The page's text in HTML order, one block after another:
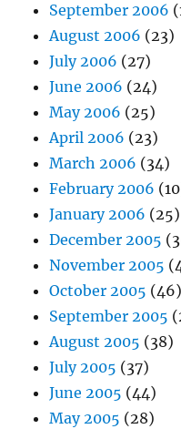
September 2006
August 2006 (23)
July 2006 (27)
June 2006 (24)
May 2006 (25)
April 2006 (23)
March 2006 (34)
February 2006
January 2006 (25)
December 2005
November 2005
October 2005 (46)
September 2005
August 2005 (38)
July 2005 (37)
June 2005 (44)
May 2005 (28)